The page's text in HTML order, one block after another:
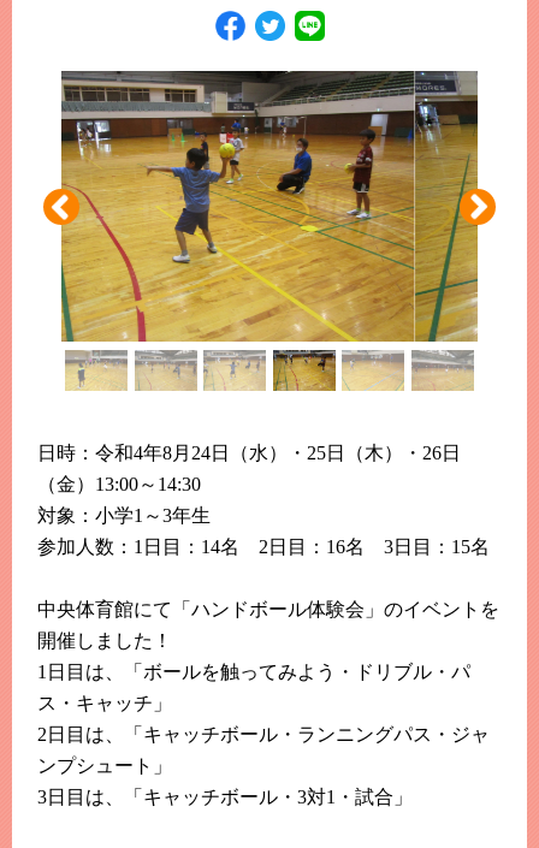
日時：令和4年8月24日（水）・25日（木）・26日
（金）13:00～14:30
対象：小学1～3年生
参加人数：1日目：14名 2日目：16名 3日目：15名
中央体育館にて「ハンドボール体験会」のイベントを
開催しました！
1日目は、「ボールを触ってみよう・ドリブル・パ
ス・キャッチ」
2日目は、「キャッチボール・ランニングパス・ジャ
ンプシュート」
3日目は、「キャッチボール・3対1・試合」
このホームページで会員登録がお済みの方
このホームページで会員登録がまだの方
新規会員登録
よくある質問はこちら
パスワードを忘れてしまった方はこちら